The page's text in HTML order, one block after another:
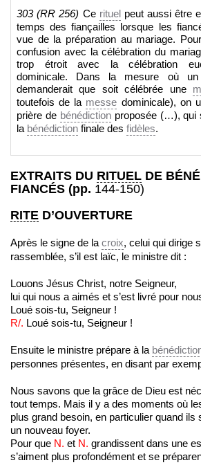
303 (RR 256) Ce rituelpeut aussi être
temps des fiançailles lorsque les
vue de la préparation au mariage.
confusion avec la célébration du
trop étroit avec la célébration
dominicale. Dans la mesure où
demanderait que soit célébrée une
toutefois de la messe dominicale), on
prière de bénédictionproposée (…), qui
la bénédiction finale des fidèles.
EXTRAITS DU RITUEL DE
FIANCÉS (pp. 144-150)
RITE D’OUVERTURE
Après le signe de la croix, celui qui dirige
rassemblée, s’il est laïc, le ministre dit :
Louons Jésus Christ, notre Seigneur,
lui qui nous a aimés et s’est livré pour
Loué sois-tu, Seigneur !
R/. Loué sois-tu, Seigneur !
Ensuite le ministre prépare à la
personnes présentes, en disant par
Nous savons que la grâce de Dieu est
tout temps. Mais il y a des moments où
plus grand besoin, en particulier quand ils
un nouveau foyer.
Pour que N. et N. grandissent dans une
s’aiment plus profondément et se